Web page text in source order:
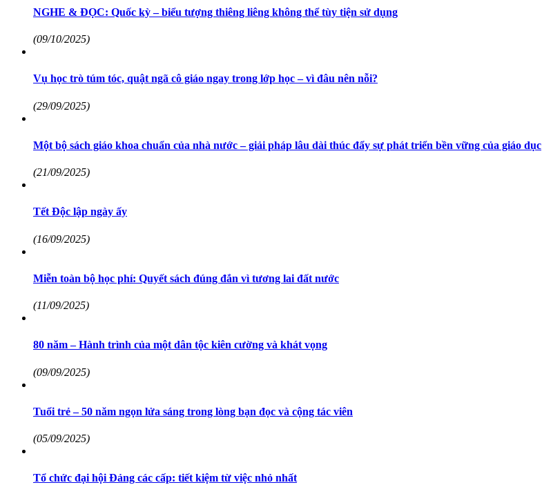
NGHE & ĐỌC: Quốc kỳ – biểu tượng thiêng liêng không thể tùy tiện sử dụng
(09/10/2025)
Vụ học trò túm tóc, quật ngã cô giáo ngay trong lớp học – vì đâu nên nỗi?
(29/09/2025)
Một bộ sách giáo khoa chuẩn của nhà nước – giải pháp lâu dài thúc đẩy sự phát triển bền vững của giáo dục
(21/09/2025)
Tết Độc lập ngày ấy
(16/09/2025)
Miễn toàn bộ học phí: Quyết sách đúng đắn vì tương lai đất nước
(11/09/2025)
80 năm – Hành trình của một dân tộc kiên cường và khát vọng
(09/09/2025)
Tuổi trẻ – 50 năm ngọn lửa sáng trong lòng bạn đọc và cộng tác viên
(05/09/2025)
Tổ chức đại hội Đảng các cấp: tiết kiệm từ việc nhỏ nhất